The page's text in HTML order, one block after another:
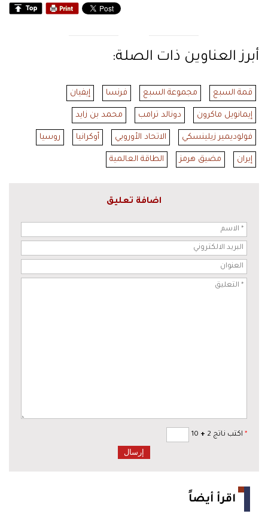
أبرز العناوين ذات الصلة:
قمة السبع مجموعة السبع فرنسا إيفيان
إيمانويل ماكرون دونالد ترامب محمد بن زايد
فولوديمير زيلينسكي الاتحاد الأوروبي أوكرانيا روسيا
إيران مضيق هرمز الطاقة العالمية
اضافة تعليق
* اكتب ناتج 2 +
اقرأ أيضاً